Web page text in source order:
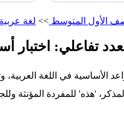
الأول المتوسط >> لغة عربية
تفاعلي: اختبار
الأساسية في اللغة
'هذه' للمفردة المؤنثة